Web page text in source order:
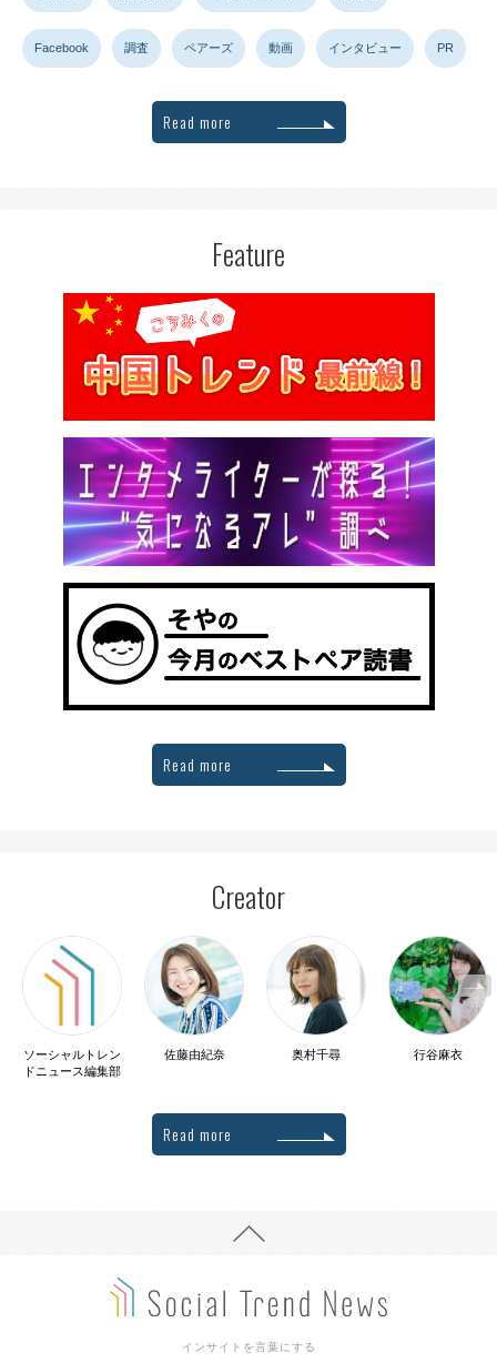
Facebook 調査 ペアーズ 動画 インタビュー PR
Read more
Feature
Read more
Creator
ソーシャルトレン
ドニュース編集部
佐藤由紀奈 奥村千尋 行谷麻衣
Read more
インサイトを言葉にする